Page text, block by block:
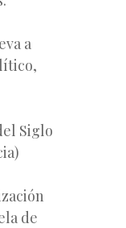
a
Siglo
de